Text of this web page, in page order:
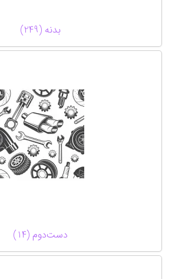
بدنه (249)
دست‌دوم (14)